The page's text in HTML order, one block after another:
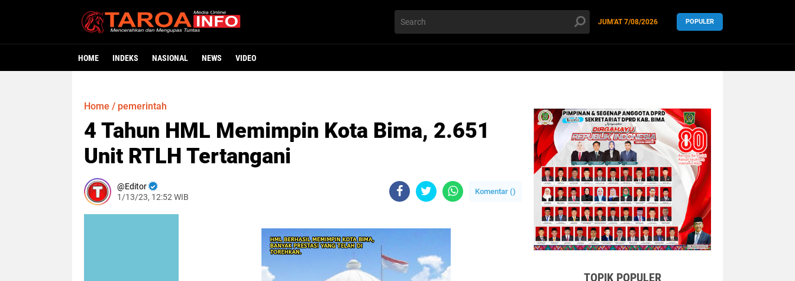
JUM'AT7/08/2026 POPULER
HOME INDEKS NASIONAL NEWS VIDEO
Home / pemerintah
4 Tahun HML Memimpin Kota Bima, 2.651
Unit RTLH Tertangani
Editor
1/13/23, 12:52 WIB
Komentar ()
TOPIK POPULER